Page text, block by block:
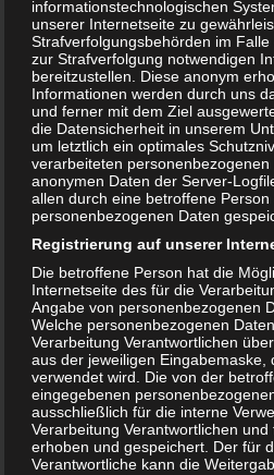
Sport in der
informationstechnologischen
unserer Internetseite zu
Strafverfolgungsbehörden im
zur Strafverfolgung notwendigen
bereitzustellen. Diese anonym
Informationen werden durch uns
und ferner mit dem Ziel
die Datensicherheit in unserem
um letztlich ein optimales
verarbeiteten
anonymen Daten der Server-
allen durch eine betroffene
personenbezogenen Daten
Registrierung auf unserer
Die betroffene Person hat die
Internetseite des für die
Angabe von personenbezogenen
Welche personenbezogenen
Verarbeitung Verantwortlichen
aus der jeweiligen Eingabemaske,
verwendet wird. Die von der
eingegebenen
ausschließlich für die interne
Verarbeitung Verantwortlichen
erhoben und gespeichert. Der für
Verantwortliche kann die